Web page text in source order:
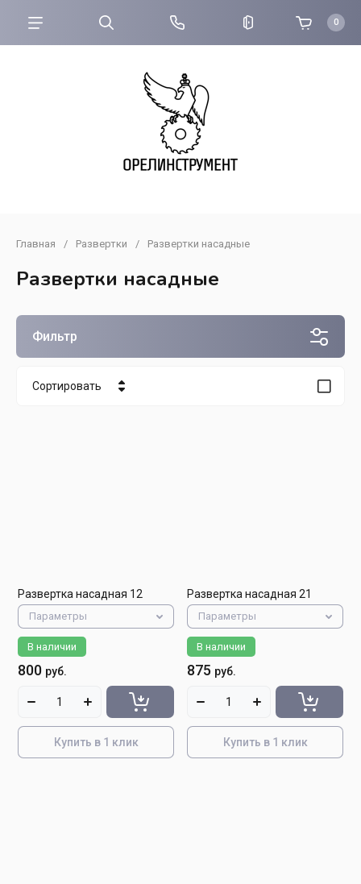
0
Главная / Развертки / Развертки насадные
Развертки насадные
Фильтр
Сортировать
Развертка насадная 12
Параметры
В наличии
800 руб.
Купить в 1 клик
Развертка насадная 21
Параметры
В наличии
875 руб.
Купить в 1 клик